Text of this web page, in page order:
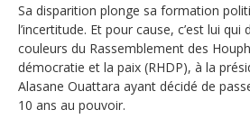
Sa disparition plonge sa formation
l’incertitude. Et pour cause, c’est lui qui
couleurs du Rassemblement des
démocratie et la paix (RHDP), à la
Alasane Ouattara ayant décidé de
10 ans au pouvoir.